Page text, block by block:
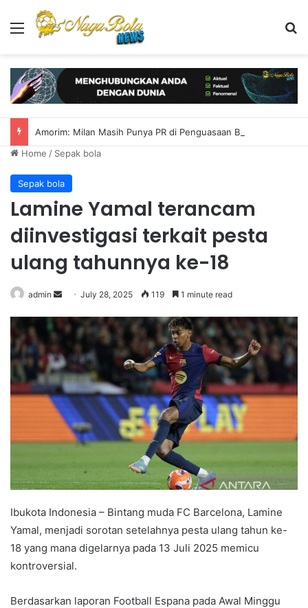
Menu
Amorim: Milan Masih Punya PR di Penguasaan Bola
Home / Sepak bola
Sepak bola
Lamine Yamal terancam
diinvestigasi terkait pesta
ulang tahunnya ke-18
admin
n
a
n
e
m
a
i
July 28, 2025 119 1 minute read
Ibukota Indonesia – Bintang muda FC Barcelona, Lamine
Yamal, menjadi sorotan setelahnya pesta ulang tahun ke-
18 yang mana digelarnya pada 13 Juli 2025 memicu
kontroversial.
Berdasarkan laporan Football Espana pada Awal Minggu